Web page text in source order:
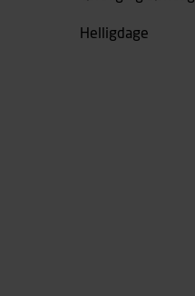
Helligdage